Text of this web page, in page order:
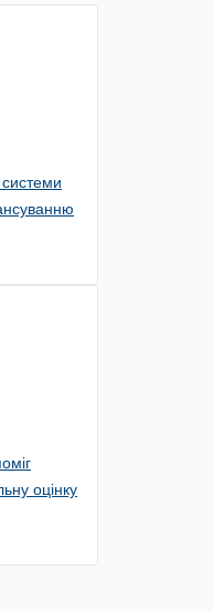
оцінку